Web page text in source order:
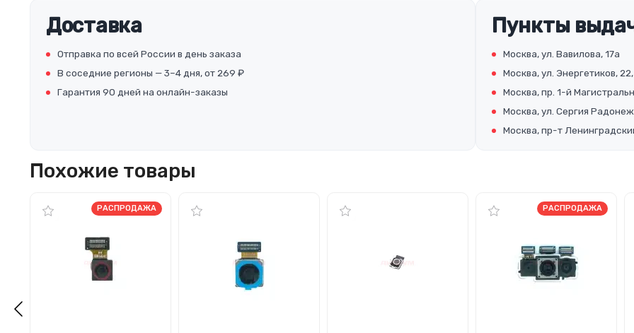
Доставка
Отправка по всей России в день заказа
В соседние регионы — 3–4 дня, от 269 ₽
Гарантия 90 дней на онлайн-заказы
Пункты
Москва, ул. Вавилова, 17а
Москва, ул. Энергетиков,
Москва, пр. 1-й
Москва, ул. Сергия
Москва, пр-т
Похожие товары
РАСПРОДАЖА РАСПРОДАЖА